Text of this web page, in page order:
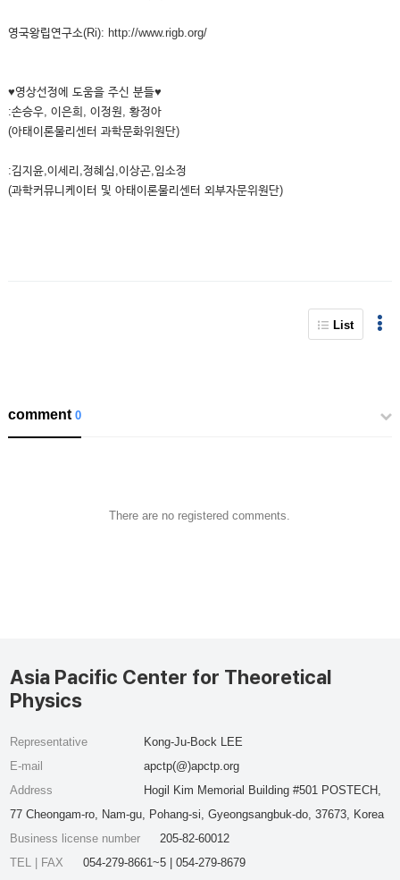
영국왕립연구소(Ri): http://www.rigb.org/
♥영상선정에 도움을 주신 분들♥
:손승우, 이은희, 이정원, 황정아
(아태이론물리센터 과학문화위원단)
:김지윤,이세리,정혜심,이상곤,임소정
(과학커뮤니케이터 및 아태이론물리센터 외부자문위원단)
List
comment0
There are no registered comments.
Asia Pacific Center for Theoretical
Physics
Representative
Kong-Ju-Bock LEE
E-mail
apctp(@)apctp.org
Address
Hogil Kim Memorial Building #501 POSTECH,
77 Cheongam-ro, Nam-gu, Pohang-si, Gyeongsangbuk-do, 37673, Korea
Business license number
205-82-60012
TEL | FAX
054-279-8661~5 | 054-279-8679